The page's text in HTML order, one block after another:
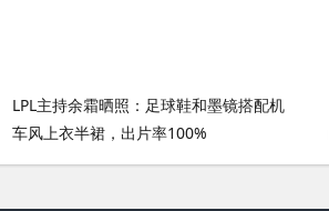
LPL主持余霜晒照：足球鞋和墨镜搭配机
车风上衣半裙，出片率100%